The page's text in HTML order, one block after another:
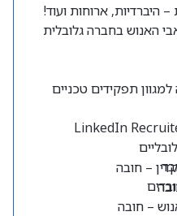
ארוחות ועוד!
האנוש בחברה גלובלית
תפקידים טכניים
– חובה
– חובה